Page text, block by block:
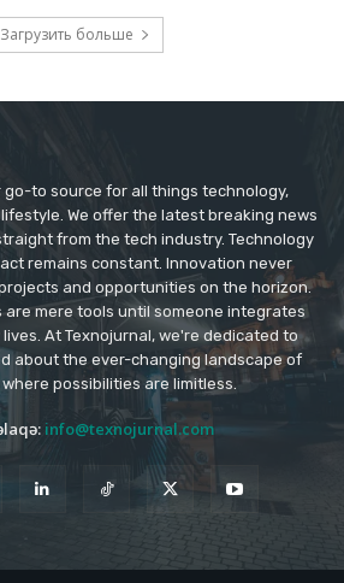
Загрузить больше
go-to source for all things technology,
We offer the latest breaking news
from the tech industry. Technology
remains constant. Innovation never
and opportunities on the horizon.
are mere tools until someone integrates
At Texnojurnal, we're dedicated to
about the ever-changing landscape of
possibilities are limitless.
info@texnojurnal.com